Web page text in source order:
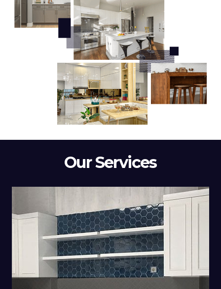
Our Services